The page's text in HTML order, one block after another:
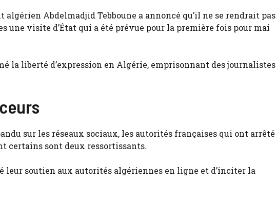
Abdelmadjid Tebboune a annoncé qu’il ne se rendrait pas
une visite d’État qui a été prévue pour la première fois pour mai
la liberté d’expression en Algérie, emprisonnant des journalistes
sur les réseaux sociaux, les autorités françaises qui ont arrêté
certains sont deux ressortissants.
leur soutien aux autorités algériennes en ligne et d’inciter la